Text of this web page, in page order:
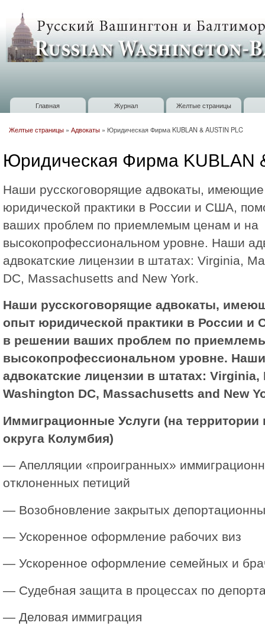
Russian
Washington
Baltimore
Главное меню
Главная Журнал Желтые страницы
Желтые страницы » Адвокаты » Юридическая Фирма KUBLAN & AUSTIN PLC
Юридическая Фирма KUBLAN
Наши русскоговорящие адвокаты,
юридической практики в России и США,
ваших проблем по приемлемым ценам и на
высокопрофессиональном уровне. Наши
адвокатские лицензии в штатах: Virginia,
DC, Massachusetts and New York.
Наши русскоговорящие адвокаты,
опыт юридической практики в России и
в решении ваших проблем по
высокопрофессиональном уровне.
адвокатские лицензии в штатах: Virginia,
Washington DC, Massachusetts and New
Иммиграционные Услуги (на территории
округа Колумбия)
— Апелляции «проигранных»
отклоненных петиций
— Возобновление закрытых
— Ускоренное оформление рабочих виз
— Ускоренное оформление семейных и
— Судебная защита в процессах по
— Деловая иммиграция